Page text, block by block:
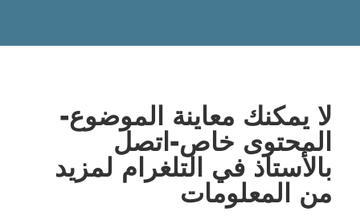
لا يمكنك معاينة الموضوع-
المحتوى خاص-اتصل
بالأستاذ في التلغرام لمزيد
من المعلومات